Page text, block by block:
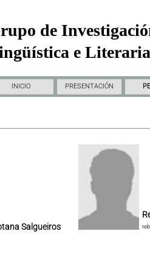
de
e
INICIO PRESENTACIÓN
Salgueiros